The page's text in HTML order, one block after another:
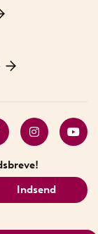
Indsend